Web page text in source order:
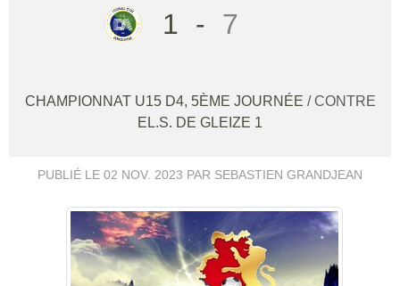
1 - 7
CHAMPIONNAT U15 D4, 5ÈME JOURNÉE / CONTRE
EL.S. DE GLEIZE 1
PUBLIÉ LE 02 NOV. 2023 PAR SEBASTIEN GRANDJEAN